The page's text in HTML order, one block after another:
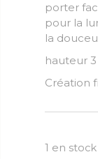
porter
pour la
la
hauteur
Création
1 en stock